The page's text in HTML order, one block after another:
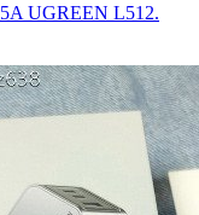
UGREEN L512.